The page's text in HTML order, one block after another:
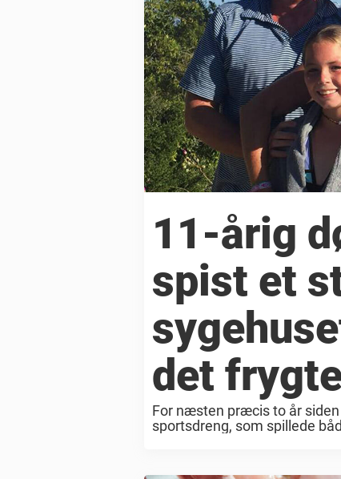
11-årig
spist et
det
For næsten præcis to år siden
sportsdreng, som spillede